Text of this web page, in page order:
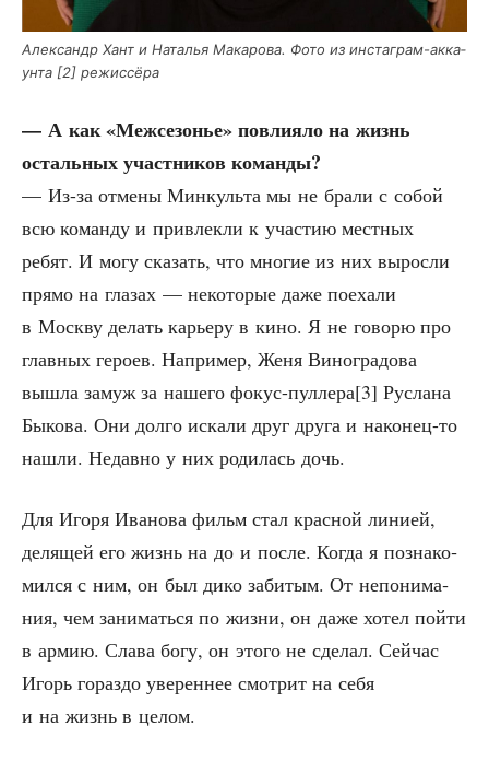
Алек­сандр Хант и Ната­лья Мака­ро­ва. Фото из инста­грам-акка­
ун­та [2] режиссёра
— А как «Меж­се­зо­нье» повли­я­ло на жизнь
осталь­ных участ­ни­ков команды?
— Из-за отме­ны Мин­куль­та мы не бра­ли с собой
всю коман­ду и при­влек­ли к уча­стию мест­ных
ребят. И могу ска­зать, что мно­гие из них вырос­ли
пря­мо на гла­зах — неко­то­рые даже поеха­ли
в Моск­ву делать карье­ру в кино. Я не гово­рю про
глав­ных геро­ев. Напри­мер, Женя Вино­гра­до­ва
вышла замуж за наше­го фокус-пуллера[3] Рус­ла­на
Быко­ва. Они дол­го иска­ли друг дру­га и нако­нец-то
нашли. Недав­но у них роди­лась дочь.
Для Иго­ря Ива­но­ва фильм стал крас­ной лини­ей,
деля­щей его жизнь на до и после. Когда я позна­ко­
мил­ся с ним, он был дико заби­тым. От непо­ни­ма­
ния, чем зани­мать­ся по жиз­ни, он даже хотел пой­ти
в армию. Сла­ва богу, он это­го не сде­лал. Сей­час
Игорь гораз­до уве­рен­нее смот­рит на себя
и на жизнь в целом.